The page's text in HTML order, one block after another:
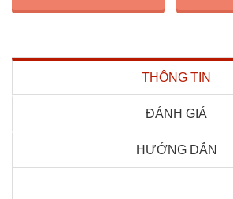
THÔNG TIN
ĐÁNH GIÁ
HƯỚNG DẪN